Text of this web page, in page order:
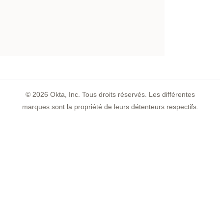
© 2026 Okta, Inc. Tous droits réservés. Les différentes
marques sont la propriété de leurs détenteurs respectifs.